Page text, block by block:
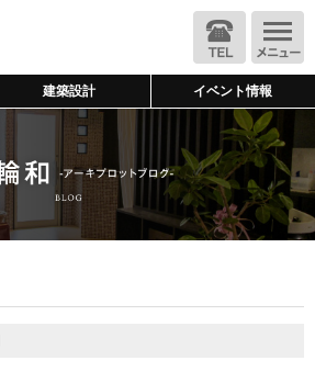
建築設計 イベント情報